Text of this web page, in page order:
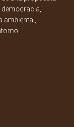
ambiental,